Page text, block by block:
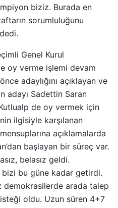
biziz. Burada en
sorumluluğunu
Genel Kurul
oy verme işlemi devam
adaylığını açıklayan ve
adayı Sadettin Saran
de oy vermek için
ilgisiyle karşılanan
açıklamalarda
başlayan bir süreç var.
belasız geldi.
bizi bu güne kadar getirdi.
demokrasilerde arada talep
oldu. Uzun süren 4+7